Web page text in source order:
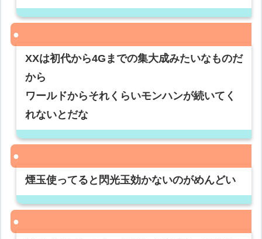
XXは初代から4Gまでの集大成みたいなものだ
から
ワールドからそれくらいモンハンが続いてく
れないとだな
煙玉使ってると閃光玉効かないのがめんどい